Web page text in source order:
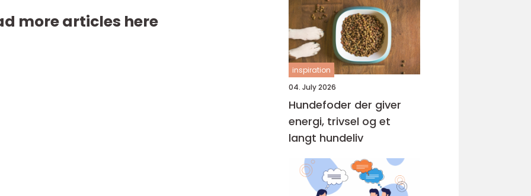
more articles here
inspiration
04. July 2026
Hundefoder der giver
energi, trivsel og et
langt hundeliv